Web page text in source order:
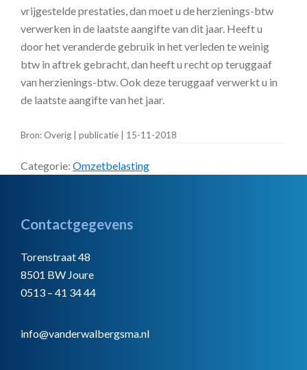
vrijgestelde prestaties, dan moet u de herzienings-btw
verwerken in de laatste aangifte van dit jaar. Heeft u
door het veranderde gebruik in het verleden te weinig
btw in aftrek gebracht, dan heeft u recht op teruggaaf
van herzienings-btw. Ook deze teruggaaf verwerkt u in
de laatste aangifte van het jaar.
Bron: Overig | publicatie | 15-11-2018
Categorie: Omzetbelasting
Footer
Contactgegevens
Torenstraat 48
8501 BW Joure
0513 – 41 34 44
info@vanderwalbergsma.nl